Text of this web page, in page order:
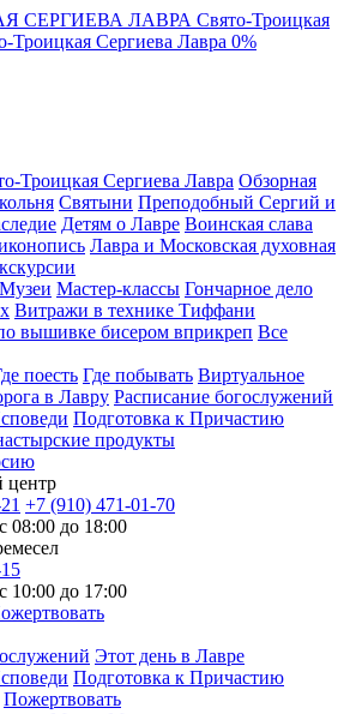
Свято-Троицкая
Троицкая Сергиева Лавра 0%
Троицкая Сергиева Лавра Обзорная
Святыни Преподобный Сергий и
Детям о Лавре Воинская слава
Лавра и Московская духовная
Музеи Мастер-классы Гончарное дело
Витражи в технике Тиффани
вышивке бисером вприкреп Все
поесть Где побывать Виртуальное
в Лавру Расписание богослужений
Подготовка к Причастию
продукты
центр
+7 (910) 471-01-70
08:00 до 18:00
10:00 до 17:00
Этот день в Лавре
Подготовка к Причастию
Пожертвовать